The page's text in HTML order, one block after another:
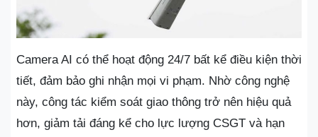
Camera AI có thể hoạt động 24/7 bất kể điều kiện thời
tiết, đảm bảo ghi nhận mọi vi phạm. Nhờ công nghệ
này, công tác kiểm soát giao thông trở nên hiệu quả
hơn, giảm tải đáng kể cho lực lượng CSGT và hạn